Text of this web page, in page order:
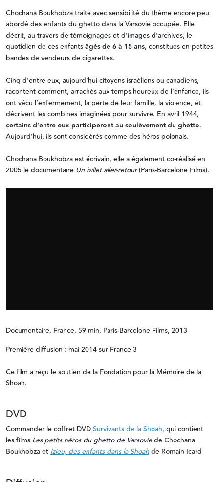
Chochana Boukhobza traite avec sensibilité du thème encore peu
abordé des enfants du ghetto dans la Varsovie occupée. Elle
décrit, au travers de témoignages et d’images d’archives, le
quotidien de ces enfantsâgés de 6 à 15 ans, constitués en petites
bandes de vendeurs de cigarettes.
Cinq d’entre eux, aujourd’hui citoyens israéliens ou canadiens,
racontent comment, arrachés aux temps heureux de l’enfance, ils
ont vécu l’enfermement, la perte de leur famille, la violence, et
décrivent les combines imaginées pour survivre. En avril 1944,
certains d’entre eux participeront au soulèvement du ghetto.
Aujourd’hui, ils sont considérés comme des héros polonais.
Chochana Boukhobza est écrivain, elle a également co-réalisé en
2005 le documentaire Un billet aller-retour(Paris-Barcelone Films).
Documentaire, France, 59 min, Paris-Barcelone Films, 2013
Première diffusion : mai 2014 sur France 3
Ce film a reçu le soutien de la Fondation pour la Mémoire de la
Shoah.
DVD
Commander le coffret DVDSurvivants de la Shoah, qui contient
les films Les petits héros du ghetto de Varsoviede Chochana
Boukhobza etIzieu, des enfants dans la Shoahde Romain Icard